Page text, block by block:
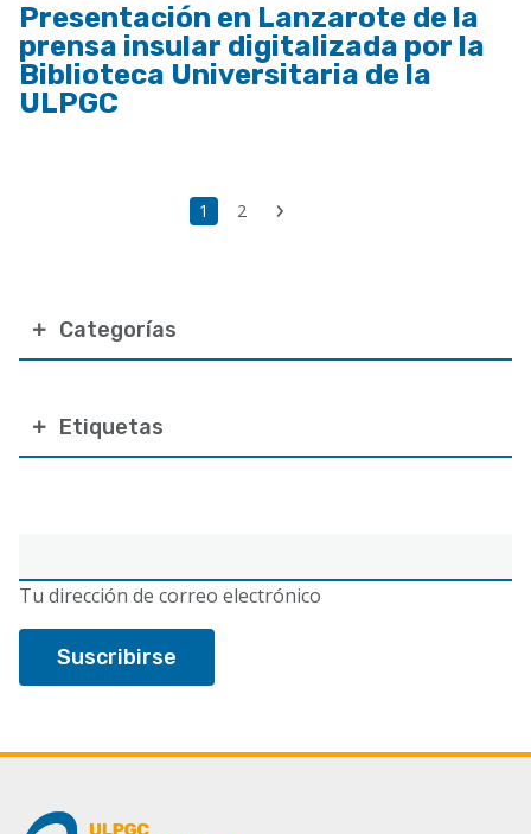
electrónico
Tu dirección de correo electrónico
Categorías
Etiquetas
Presentación en Lanzarote de la
prensa insular digitalizada por la
Biblioteca Universitaria de la
ULPGC
Página
1 Page
2